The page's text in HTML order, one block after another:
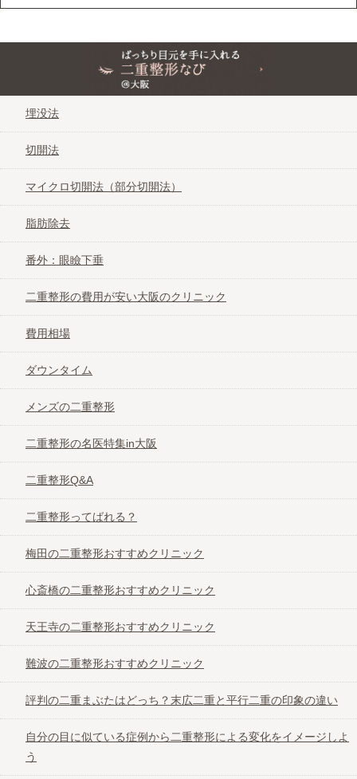
マイクロ切開法（部分切開法）
費用相場
ダウンタイム
メンズの二重整形
二重整形の名医特集in大阪
二重整形Q&A
二重整形ってばれる？
梅田の二重整形おすすめクリニック
心斎橋の二重整形おすすめクリニック
天王寺の二重整形おすすめクリニック
難波の二重整形おすすめクリニック
評判の二重まぶたはどっち？末広二重と平行
二重の印象の違い
ぱっちり目元を手に入れる二重整形なび＠大阪
埋没法
切開法
マイクロ切開法（部分切開法）
脂肪除去
番外：眼瞼下垂
二重整形の費用が安い大阪のクリニック
費用相場
ダウンタイム
メンズの二重整形
二重整形の名医特集in大阪
二重整形Q&A
二重整形ってばれる？
梅田の二重整形おすすめクリニック
心斎橋の二重整形おすすめクリニック
天王寺の二重整形おすすめクリニック
難波の二重整形おすすめクリニック
評判の二重まぶたはどっち？末広二重と平行二重の印象の違い
自分の目に似ている症例から二重整形による変化をイメージしよ
う